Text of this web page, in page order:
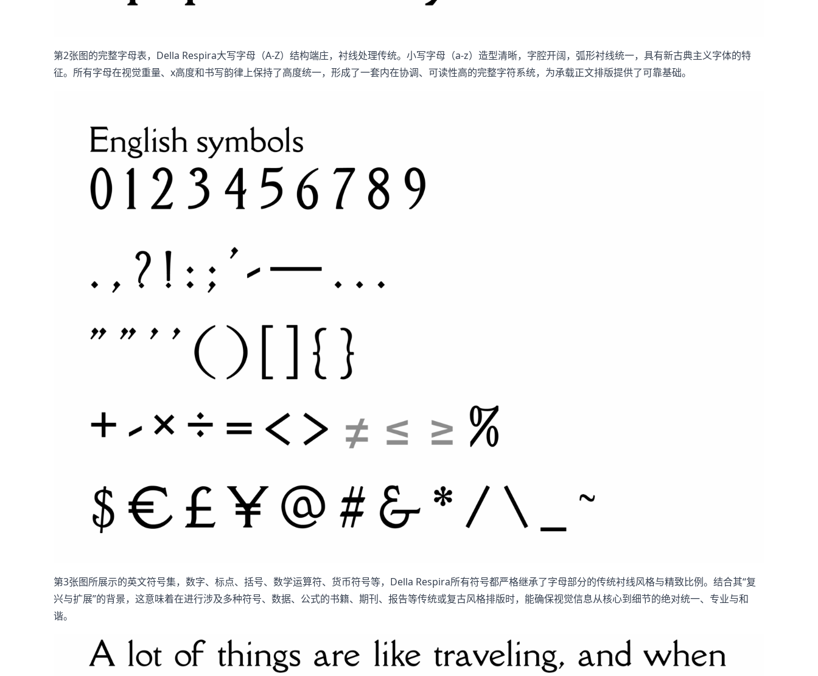
第2张图的完整字母表，Della Respira大写字母（A-Z）结构端庄，衬线处理传统。小写字母（a-z）造型清晰，字腔开阔，弧形衬线统一，具有新古典主义字体的特
征。所有字母在视觉重量、x高度和书写韵律上保持了高度统一，形成了一套内在协调、可读性高的完整字符系统，为承载正文排版提供了可靠基础。
第3张图所展示的英文符号集，数字、标点、括号、数学运算符、货币符号等，Della Respira所有符号都严格继承了字母部分的传统衬线风格与精致比例。结合其“复
兴与扩展”的背景，这意味着在进行涉及多种符号、数据、公式的书籍、期刊、报告等传统或复古风格排版时，能确保视觉信息从核心到细节的绝对统一、专业与和
谐。